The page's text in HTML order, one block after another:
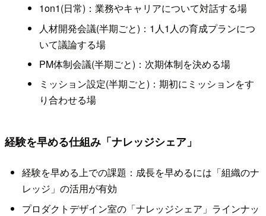
1on1(日常)：業務やキャリアについて対話する場
人材開発会議(半期ごと)：1人1人の育成プランにつ
いて議論する場
PM体制会議(半期ごと)：次期体制を決める場
ミッション設定(半期ごと)：期初にミッションをす
り合わせる場
経験を早める仕組み「ナレッジシェア」
経験を早める上での課題：成長を早めるには「組織のナ
レッジ」の活用が有効
プロダクトデザイン室の「ナレッジシェア」ラインナッ